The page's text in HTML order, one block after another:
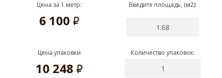
Цена за 1 метр:
6 100 руб.
Введите площадь, (м2):
Цена упаковки
10 248 руб.
Количество упаковок: